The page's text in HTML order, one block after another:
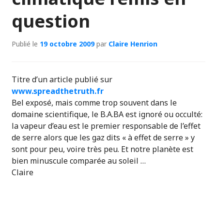
question
Publié le 19 octobre 2009par Claire Henrion
Titre d’un article publié sur
www.spreadthetruth.fr
Bel exposé, mais comme trop souvent dans le
domaine scientifique, le B.A.BA est ignoré ou occulté:
la vapeur d’eau est le premier responsable de l’effet
de serre alors que les gaz dits « à effet de serre » y
sont pour peu, voire très peu. Et notre planète est
bien minuscule comparée au soleil …
Claire